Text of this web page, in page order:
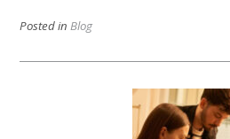
Posted in Blog